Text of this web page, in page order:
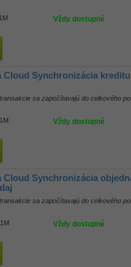
Vždy dostupné
Cloud Synchronizácia
sa započítavajú do celkového
Vždy dostupné
Cloud Synchronizácia
sa započítavajú do celkového
Vždy dostupné